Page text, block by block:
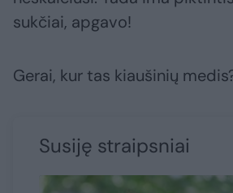
sukčiai, apgavo!
Gerai, kur tas kiaušinių
Susiję straipsniai